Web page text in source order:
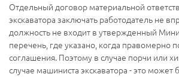
Отдельный договор материальной
экскаватора заключать работодатель не
должность не входит в утвержденный
перечень, где указано, когда правомерно
соглашения. Поэтому в случае порчи или
случае машиниста экскаватора - это